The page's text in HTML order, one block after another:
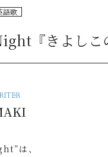
語歌
『きよしこ
は、